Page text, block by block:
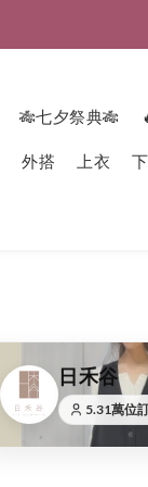
🎋七夕祭典🎋
外搭 上衣
日禾谷
5.31萬位